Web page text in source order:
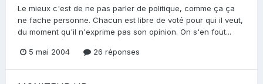
Le mieux c'est de ne pas parler de politique, comme ça ça
ne fache personne. Chacun est libre de voté pour qui il veut,
du moment qu'il n'exprime pas son opinion. On s'en fout...
5 mai 2004 26 réponses